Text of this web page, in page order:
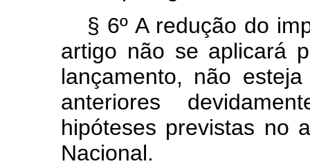
§ 6º A redução do
artigo não se aplicará
lançamento, não
anteriores
hipóteses previstas no
Nacional.